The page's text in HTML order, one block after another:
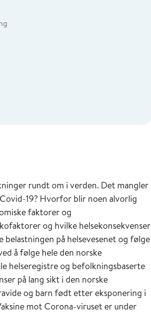
rundt om i verden. Det mangler
19? Hvorfor blir noen alvorlig
faktorer og
og hvilke helsekonsekvenser
på helsevesenet og følge
å følge hele den norske
helseregistre og befolkningsbaserte
på lang sikt i den norske
og barn født etter eksponering i
mot Corona-viruset er under